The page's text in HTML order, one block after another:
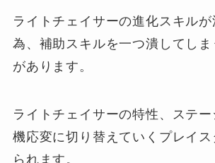
ライトチェイサーの進化スキル
為、補助スキルを一つ潰してしま
があります。
ライトチェイサーの特性、ステ
機応変に切り替えていくプレイ
られます。